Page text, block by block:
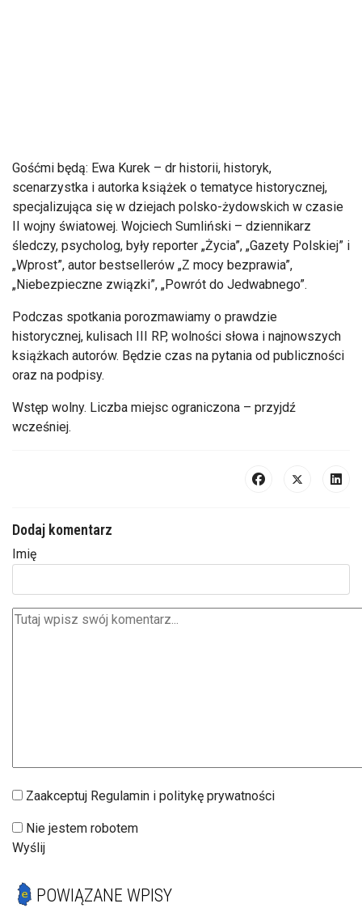
Gośćmi będą: Ewa Kurek – dr historii, historyk,
scenarzystka i autorka książek o tematyce historycznej,
specjalizująca się w dziejach polsko-żydowskich w czasie
II wojny światowej. Wojciech Sumliński – dziennikarz
śledczy, psycholog, były reporter „Życia”, „Gazety Polskiej” i
„Wprost”, autor bestsellerów „Z mocy bezprawia”,
„Niebezpieczne związki”, „Powrót do Jedwabnego”.
Podczas spotkania porozmawiamy o prawdzie
historycznej, kulisach III RP, wolności słowa i najnowszych
książkach autorów. Będzie czas na pytania od publiczności
oraz na podpisy.
Wstęp wolny. Liczba miejsc ograniczona – przyjdź
wcześniej.
Dodaj komentarz
Imię
Zaakceptuj Regulamin i politykę prywatności
Nie jestem robotem
Wyślij
POWIĄZANE WPISY